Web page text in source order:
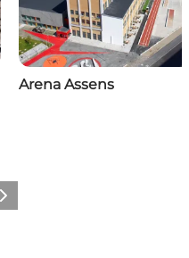
Arena Assens